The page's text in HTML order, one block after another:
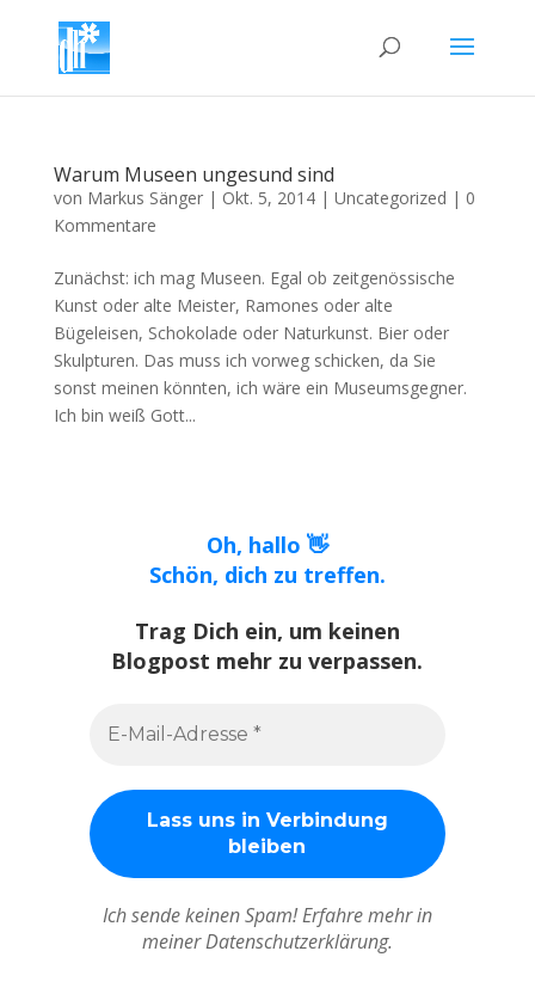
Warum Museen ungesund sind
von Markus Sänger| Okt. 5, 2014| Uncategorized | 0
Kommentare
Zunächst: ich mag Museen. Egal ob zeitgenössische
Kunst oder alte Meister, Ramones oder alte
Bügeleisen, Schokolade oder Naturkunst. Bier oder
Skulpturen. Das muss ich vorweg schicken, da Sie
sonst meinen könnten, ich wäre ein Museumsgegner.
Ich bin weiß Gott...
Oh, hallo 👋
Schön, dich zu treffen.
Trag Dich ein, um keinen
Blogpost mehr zu verpassen.
Ich sende keinen Spam! Erfahre mehr in
meiner Datenschutzerklärung.